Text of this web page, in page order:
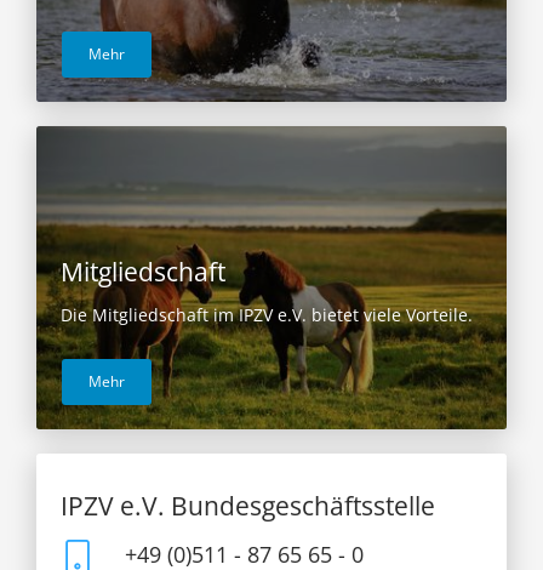
Mehr
Mitgliedschaft
Die Mitgliedschaft im IPZV e.V. bietet viele Vorteile.
Mehr
IPZV e.V. Bundesgeschäftsstelle
+49 (0)511 - 87 65 65 - 0